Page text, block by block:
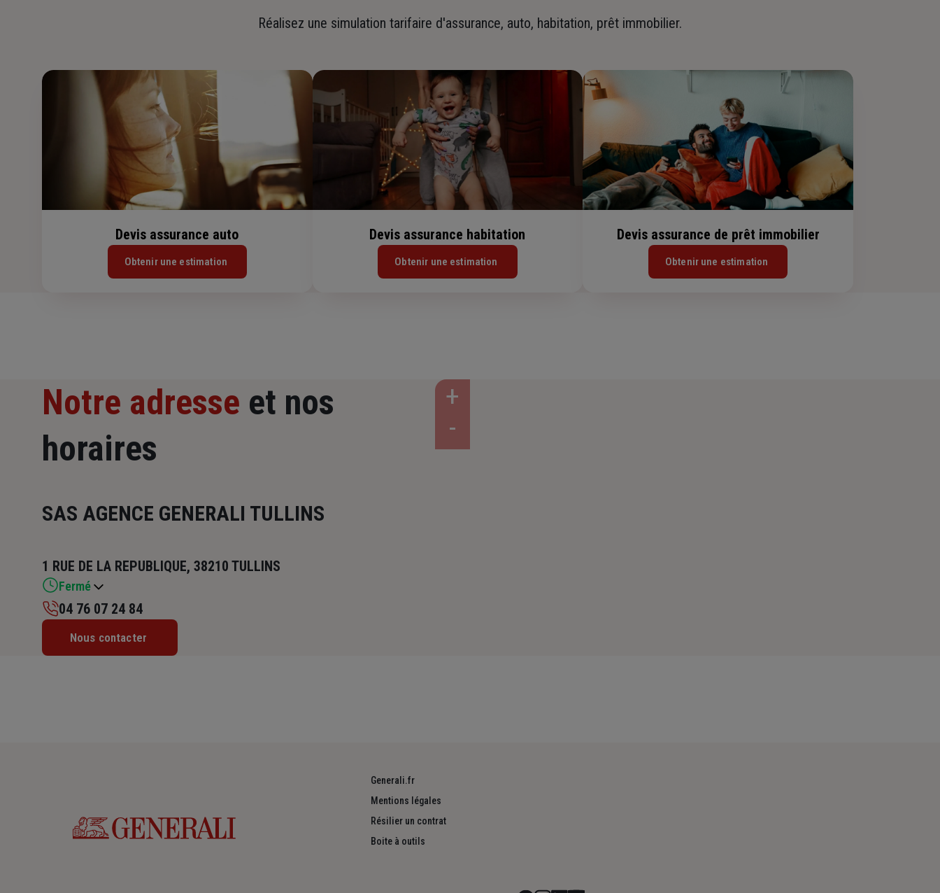
Réalisez une simulation tarifaire d'assurance, auto, habitation, prêt immobilier.
Devis assurance auto
Obtenir une estimation
Devis assurance habitation
Obtenir une estimation
Devis assurance de prêt immobilier
Obtenir une estimation
Notre adresse et nos
horaires
SAS AGENCE GENERALI TULLINS
1 RUE DE LA REPUBLIQUE, 38210 TULLINS
Fermé
Mardi : 09h – 12h / 14h – 17h30
04 76 07 24 84
Nous contacter
Generali.fr
Mentions légales
Résilier un contrat
Boite à outils